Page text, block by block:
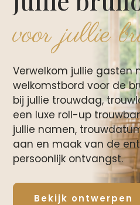
voor jullie
Verwelkom jullie gasten
welkomstbord voor de
bij jullie trouwdag,
een luxe roll-up
jullie namen,
aan en maak van de
persoonlijk ontvangst.
Bekijk ontwerpen